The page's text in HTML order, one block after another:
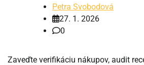
Petra Svobodová
27. 1. 2026
0
Zaveďte verifikáciu nákupov, audit